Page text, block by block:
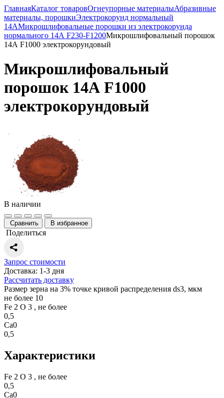
ГлавнаяКаталог товаровОгнеупорные материалыАбразивные
материалы, порошкиЭлектрокорунд нормальный
14АМикрошлифовальные порошки из электрокорунда
нормального 14А F230-F1200Микрошлифовальный порошок
14А F1000 электрокорундовый
Микрошлифовальный
порошок 14А F1000
электрокорундовый
В наличии
Сравнить В избранное
Поделиться
Запрос стоимости
Доставка: 1-3 дня
Рассчитать доставку
Размер зерна на 3% точке кривой распределения ds3, мкм
не более 10
Fe 2 O 3 , не более
0,5
Ca0
0,5
Характеристики
Fe 2 O 3 , не более
0,5
Ca0